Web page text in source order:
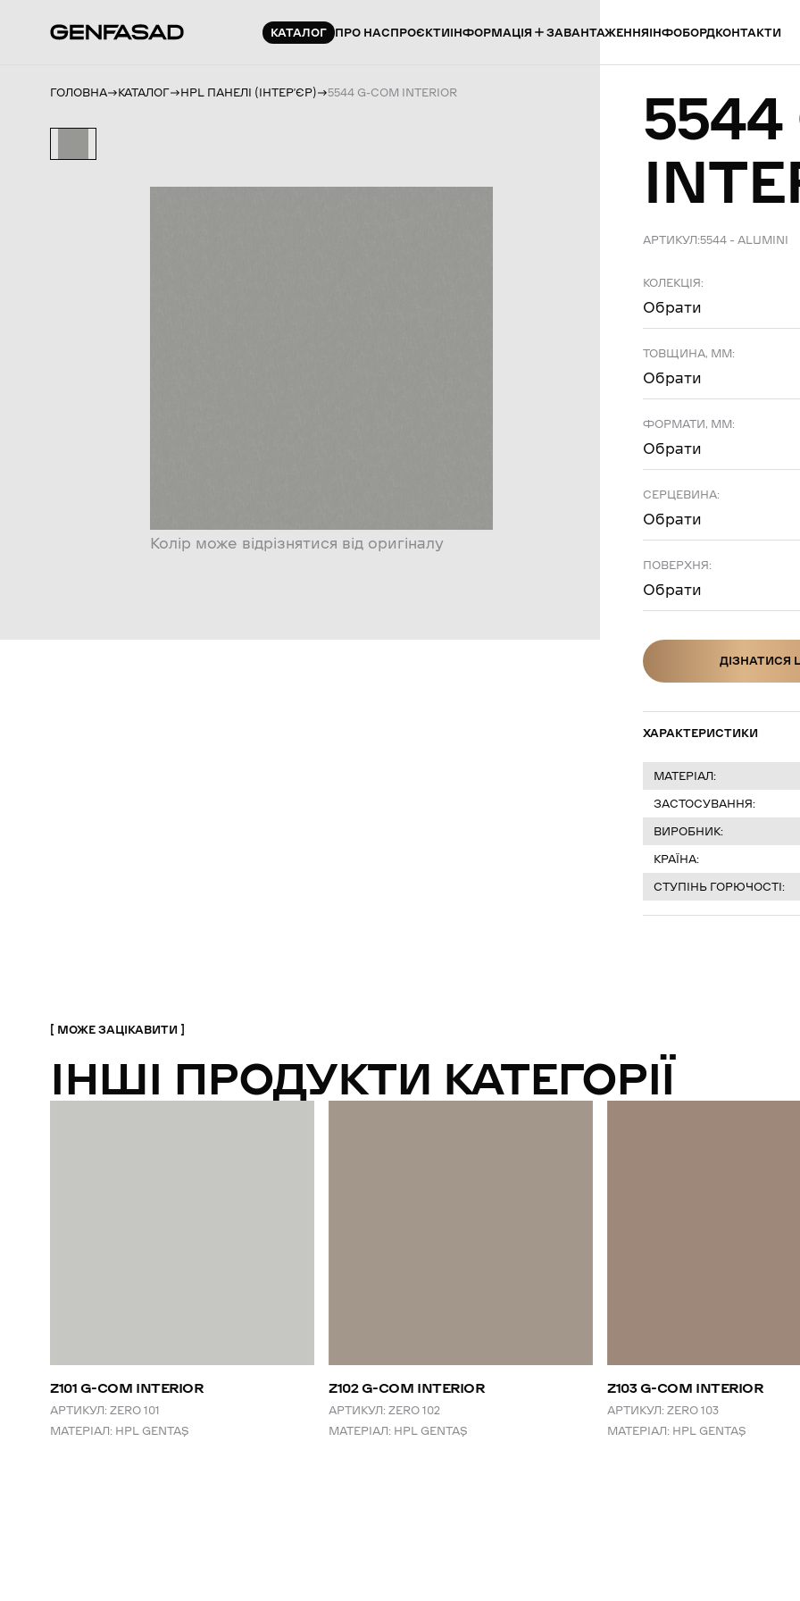
КАТАЛОГ ПРО НАСПРОЄКТИІНФОРМАЦІЯ ЗАВАНТАЖЕННЯІНФОБОРДКОНТАКТИ
ГОЛОВНА КАТАЛОГ HPL ПАНЕЛІ (ІНТЕРʼЄР) 5544 G-COM INTERIOR
Колір може відрізнятися від оригіналу
5544
АРТИКУЛ:5544 – ALUMINI
КОЛЕКЦІЯ:
Обрати
ТОВЩИНА, ММ:
Обрати
ФОРМАТИ, ММ:
Обрати
СЕРЦЕВИНА:
Обрати
ПОВЕРХНЯ:
Обрати
ДІЗНАТИСЯ
ХАРАКТЕРИСТИКИ
МАТЕРІАЛ:
ЗАСТОСУВАННЯ:
ВИРОБНИК:
КРАЇНА:
СТУПІНЬ ГОРЮЧОСТІ:
МОЖЕ ЗАЦІКАВИТИ
ІНШІ ПРОДУКТИ КАТЕГОРІЇ
Z101 G-COM INTERIOR
АРТИКУЛ: ZERO 101
МАТЕРІАЛ: HPL GENTAŞ
Z102 G-COM INTERIOR
АРТИКУЛ: ZERO 102
МАТЕРІАЛ: HPL GENTAŞ
Z103 G-COM INTERIOR
АРТИКУЛ: ZERO 103
МАТЕРІАЛ: HPL GENTAŞ